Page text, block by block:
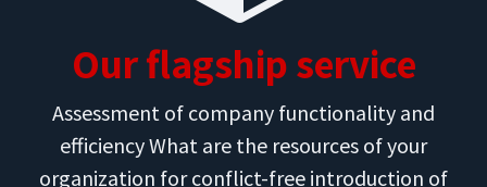
Our flagship service
Assessment of company functionality and
efficiency What are the resources of your
organization for conflict-free introduction of